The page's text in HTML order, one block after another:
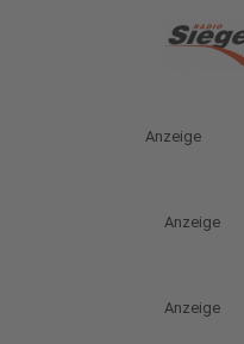
Anzeige
Anzeige
Anzeige